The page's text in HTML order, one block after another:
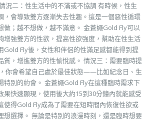
況二：性生活中的不滿或不協調 有時候，性生
，會導致雙方逐漸失去性趣。這是一個惡性循環
；越不想做，越不滿意。 金蒼蠅Gold Fly可以
增強雙方的性欲，提高性欲強度，幫助在性生活
Gold Fly後，女性和伴侶的性滿足感都能得到提
質，增進雙方的性愉悅感。 情況三：需要臨時提
你會希望自己處於最佳狀態——比如紀念日、生
特別的約會。 金蒼蠅Gold Fly在這種臨時需求下
果快速顯現，使用後大約15到30分鐘內就能感受
使得Gold Fly成為了需要在短時間內恢復性欲或
想選擇。 無論是特別的浪漫時刻，還是臨時想要